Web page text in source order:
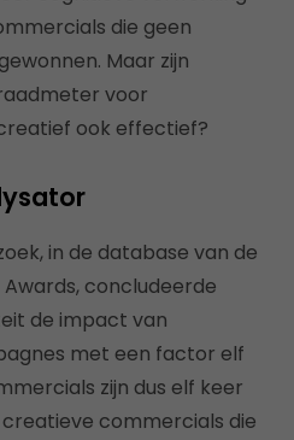
die geen
Maar zijn
voor
ook effectief?
in de database van de
concludeerde
de impact van
met een factor elf
zijn dus elf keer
commercials die